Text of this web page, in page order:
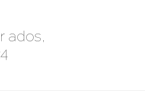
ados,